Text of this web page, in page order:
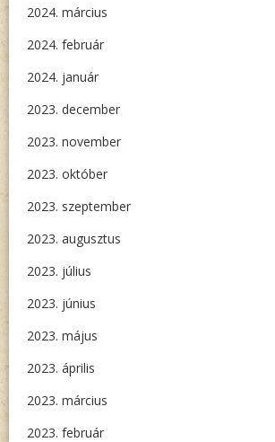
2024. március
2024. február
2024. január
2023. december
2023. november
2023. október
2023. szeptember
2023. augusztus
2023. július
2023. június
2023. május
2023. április
2023. március
2023. február